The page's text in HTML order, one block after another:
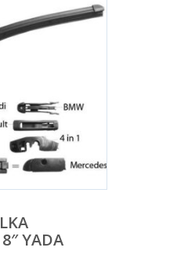
YADA